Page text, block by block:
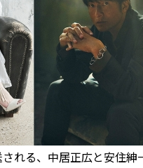
れる、中居正広と安住